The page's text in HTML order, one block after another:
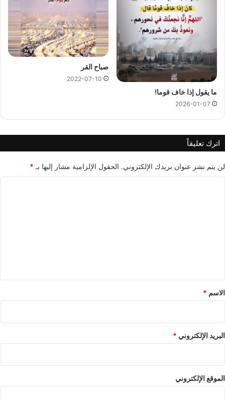
ما يقول إذا خاف قوما!
2026-01-07
صباح القر
2022-07-10
اترك تعليقاً
لن يتم نشر عنوان بريدك الإلكتروني. الحقول الإلزامية مشار إليها بـ *
*
الاسم *
البريد الإلكتروني *
الموقع الإلكتروني